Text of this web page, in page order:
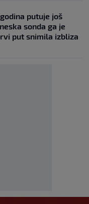
putuje još
sonda ga je
put snimila izbliza